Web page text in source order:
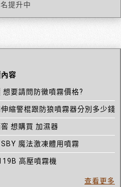
提升中
容
想要請問防黴噴霧價格?
縮警棍跟防狼噴霧器分別多少錢
想購買 加濕器
魔法激凍體用噴霧
高壓噴霧機
查看更多